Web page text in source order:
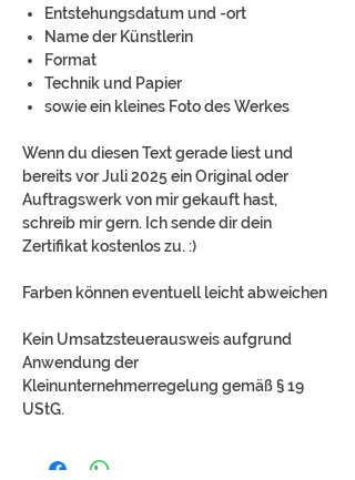
Entstehungsdatum und -ort
Name der Künstlerin
Format
Technik und Papier
sowie ein kleines Foto des Werkes
Wenn du diesen Text gerade liest und
bereits vor Juli 2025 ein Original oder
Auftragswerk von mir gekauft hast,
schreib mir gern. Ich sende dir dein
Zertifikat kostenlos zu. :)
Farben können eventuell leicht abweichen
Kein Umsatzsteuerausweis aufgrund
Anwendung der
Kleinunternehmerregelung gemäß § 19
UStG.